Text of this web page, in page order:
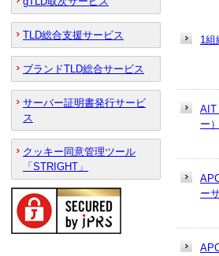
1組
AIT
ー）
ー
TLD総合支援サービス
ブランドTLD総合サービス
サーバー証明書発行サービ
ス
クッキー同意管理ツール
「STRIGHT」